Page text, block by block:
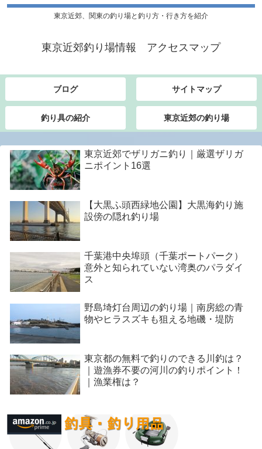
東京近郊、関東の釣り場と釣り方・行き方を紹介
東京近郊釣り場情報 アクセスマップ
ブログ サイトマップ
釣り具の紹介 東京近郊の釣り場
東京近郊でザリガニ釣り｜厳選ザリガ
ニポイント16選
【大黒ふ頭西緑地公園】大黒海釣り施
設傍の隠れ釣り場
千葉港中央埠頭（千葉ポートパーク）
意外と知られていない湾奥のパラダイ
ス
野島埼灯台周辺の釣り場｜南房総の青
物やヒラスズキも狙える地磯・堤防
東京都の無料で釣りのできる川釣は？
｜遊漁券不要の河川の釣りポイント！
｜漁業権は？